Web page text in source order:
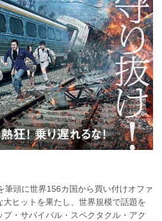
筆頭に世界156カ国から買い付けオファ
ヒットを果たし、世界規模で話題を
・サバイバル・スペクタクル・アク